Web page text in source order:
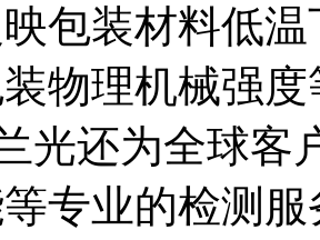
包装材料低
物理机械强
光还为全球客
专业的检测